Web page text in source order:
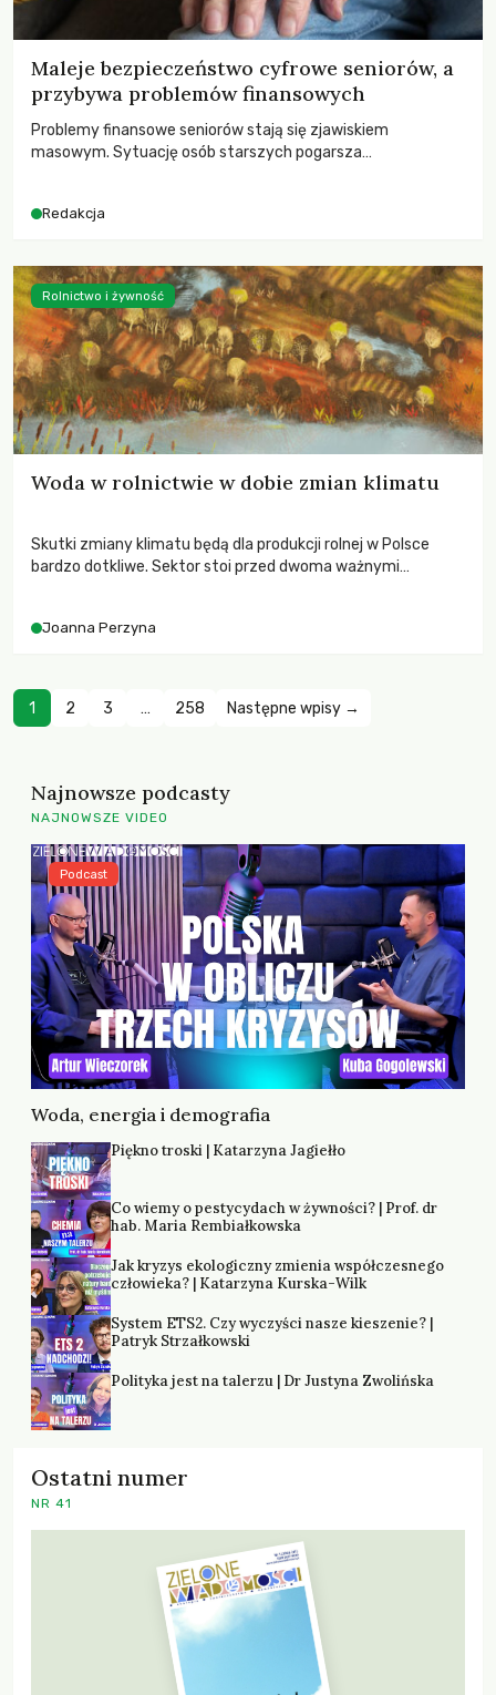
Maleje bezpieczeństwo cyfrowe seniorów, a
przybywa problemów finansowych
Problemy finansowe seniorów stają się zjawiskiem
masowym. Sytuację osób starszych pogarsza
Redakcja
Woda w rolnictwie w dobie zmian klimatu
Skutki zmiany klimatu będą dla produkcji rolnej w Polsce
bardzo dotkliwe. Sektor stoi przed dwoma ważnymi
zachodzących zmian klimatycznych. Wymagać to będzie
Joanna Perzyna
Rolnictwo i żywność
1 2 3 … 258 Następne wpisy →
Najnowsze podcasty
NAJNOWSZE VIDEO
Woda, energia i demografia
Podcast
Piękno troski | Katarzyna Jagiełło
Co wiemy o pestycydach w żywności? | Prof. dr
hab. Maria Rembiałkowska
Jak kryzys ekologiczny zmienia współczesnego
człowieka? | Katarzyna Kurska-Wilk
System ETS2. Czy wyczyści nasze kieszenie? |
Patryk Strzałkowski
Polityka jest na talerzu | Dr Justyna Zwolińska
Ostatni numer
NR 41